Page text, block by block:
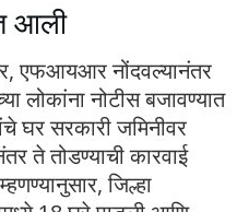
आली
एफआयआर नोंदवल्यानंतर
लोकांना नोटीस बजावण्यात
घर सरकारी जमिनीवर
ते तोडण्याची कारवाई
जिल्हा